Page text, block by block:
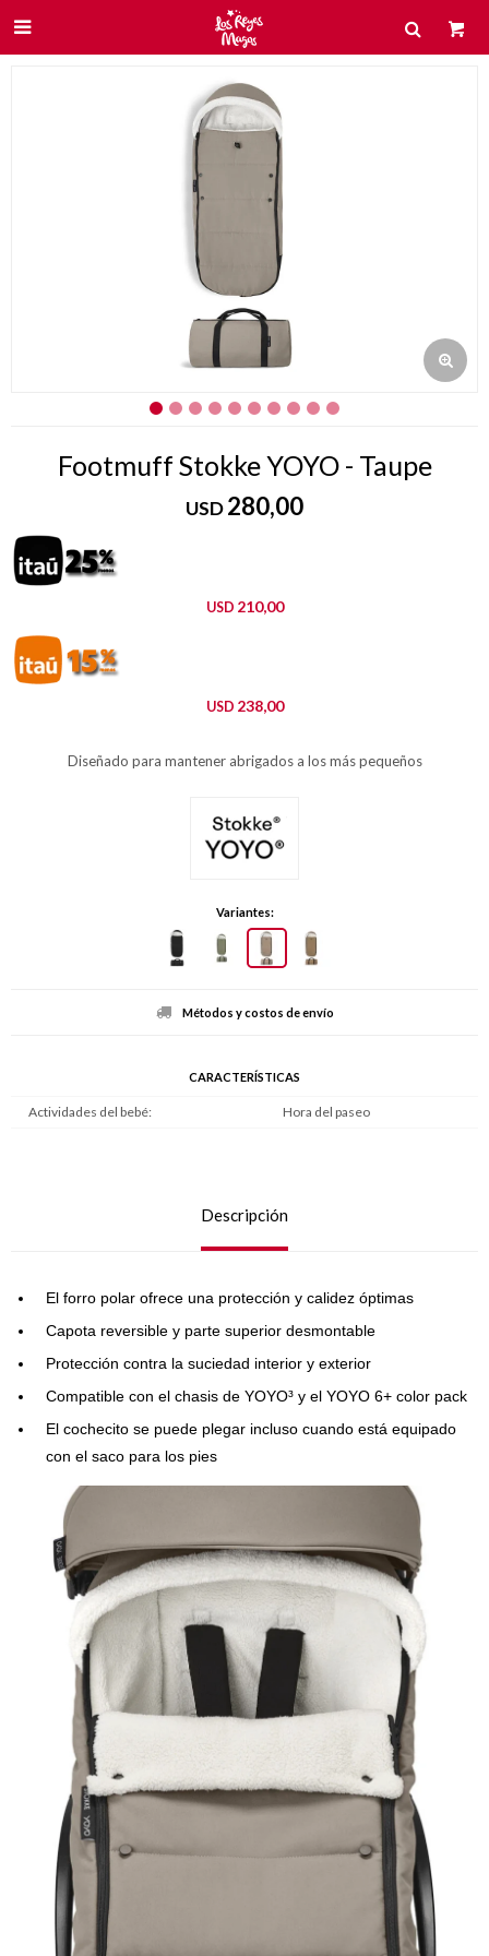

Footmuff Stokke YOYO - Taupe
USD280,00
USD 210,00
USD 238,00
Diseñado para mantener abrigados a los más pequeños
Variantes:
Métodos y costos de envío
CARACTERÍSTICAS
Actividades del bebé Hora del paseo
Descripción
El forro polar ofrece una protección y calidez óptimas
Capota reversible y parte superior desmontable
Protección contra la suciedad interior y exterior
Compatible con el chasis de YOYO³ y el YOYO 6+ color pack
El cochecito se puede plegar incluso cuando está equipado
con el saco para los pies